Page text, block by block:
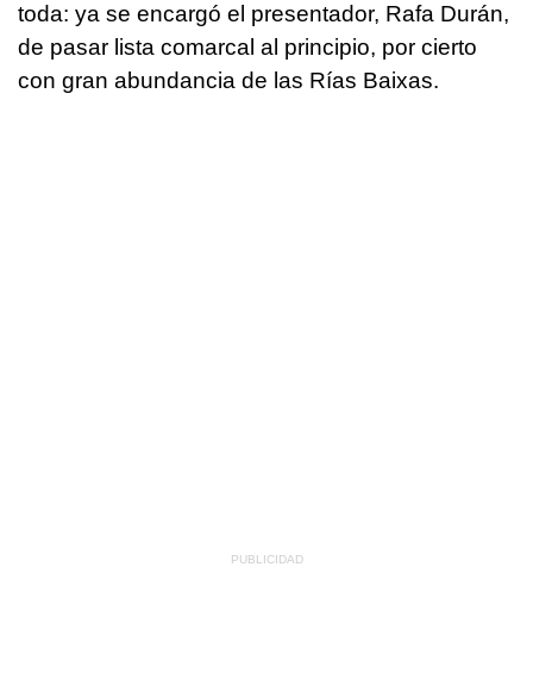
toda: ya se encargó el presentador, Rafa Durán,
de pasar lista comarcal al principio, por cierto
con gran abundancia de las Rías Baixas.